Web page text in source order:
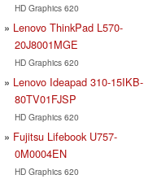
HD Graphics 620
Lenovo ThinkPad L570-
20J8001MGE
HD Graphics 620
Lenovo Ideapad 310-15IKB-
80TV01FJSP
HD Graphics 620
Fujitsu Lifebook U757-
0M0004EN
HD Graphics 620